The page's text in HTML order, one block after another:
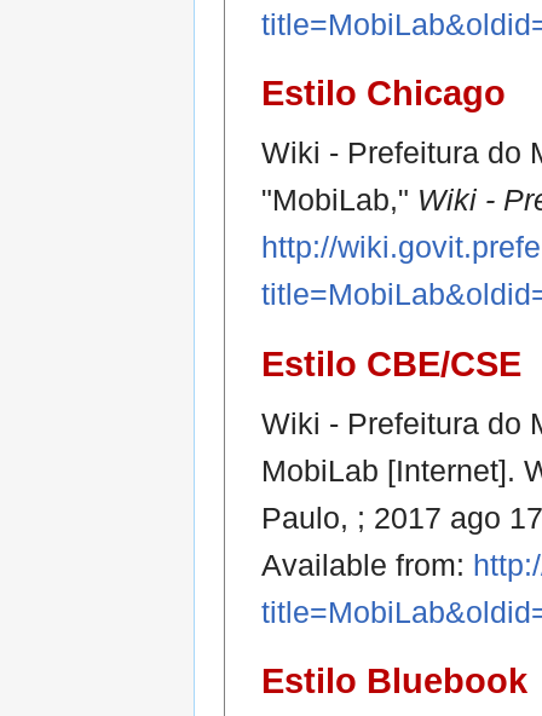
Estilo Chicago
Wiki - Prefeitura do
"MobiLab," Wiki -
http://
Estilo CBE/CSE
Wiki - Prefeitura do
MobiLab [Internet].
Paulo, ; 2017 ago
Available from:
Estilo Bluebook